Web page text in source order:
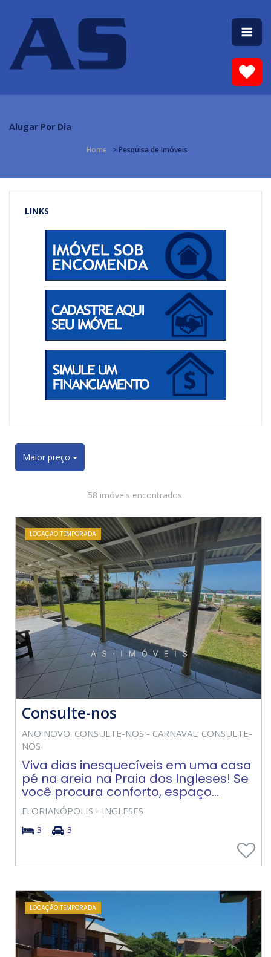
Alugar Por Dia
Home > Pesquisa de Imóveis
LINKS
Maior preço
58 imóveis encontrados
LOCAÇÃO TEMPORADA
Consulte-nos
ANO NOVO: CONSULTE-NOS - CARNAVAL: CONSULTE-
NOS
Viva dias inesquecíveis em uma casa
pé na areia na Praia dos Ingleses! Se
você procura conforto, espaço...
FLORIANÓPOLIS - INGLESES
3
3
LOCAÇÃO TEMPORADA